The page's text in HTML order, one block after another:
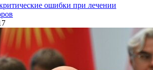
ошибки при лечении